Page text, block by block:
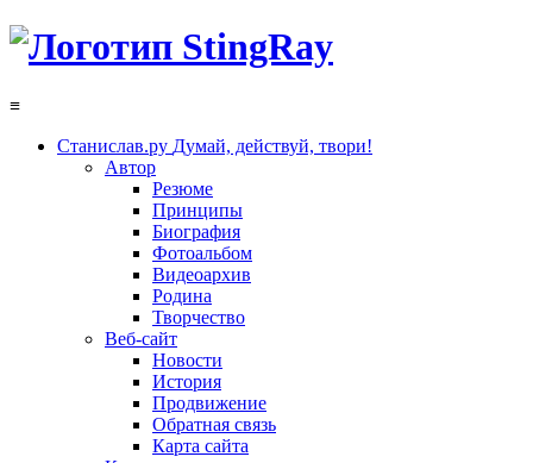
≡
Станислав.ру Думай, действуй, твори!
Автор
Резюме
Принципы
Биография
Фотоальбом
Видеоархив
Родина
Творчество
Веб-сайт
Новости
История
Продвижение
Обратная связь
Карта сайта